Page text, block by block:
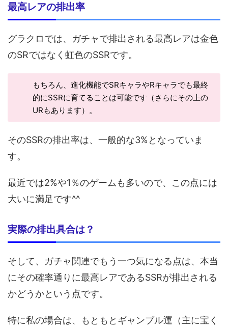
最高レアの排出率
グラクロでは、ガチャで排出される最高レアは金色
のSRではなく虹色のSSRです。
もちろん、進化機能でSRキャラやRキャラでも最終
的にSSRに育てることは可能です（さらにその上の
URもあります）。
そのSSRの排出率は、一般的な3%となっていま
す。
最近では2%や1％のゲームも多いので、この点には
大いに満足です^^
実際の排出具合は？
そして、ガチャ関連でもう一つ気になる点は、本当
にその確率通りに最高レアであるSSRが排出される
かどうかという点です。
特に私の場合は、もともとギャンブル運（主に宝く